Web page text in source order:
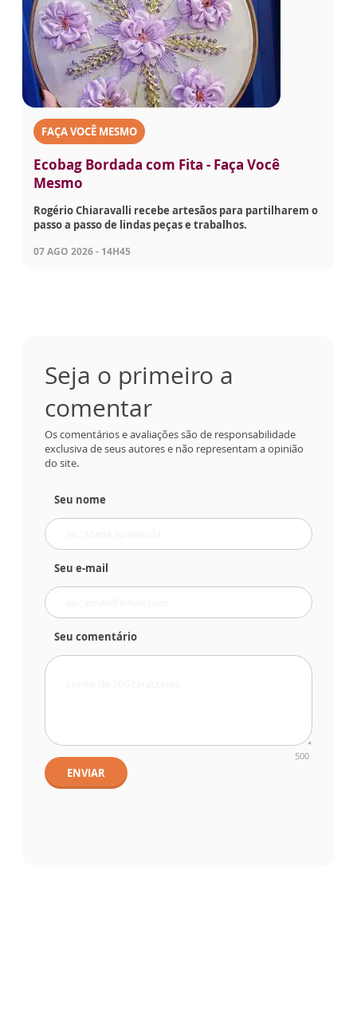
FAÇA VOCÊ MESMO
Ecobag Bordada com Fita - Faça Você
Mesmo
Rogério Chiaravalli recebe artesãos para partilharem o
passo a passo de lindas peças e trabalhos.
07 AGO 2026 - 14H45
Seja o primeiro a
comentar
Os comentários e avaliações são de responsabilidade
exclusiva de seus autores e não representam a opinião
do site.
Seu nome
Seu e-mail
Seu comentário
500
ENVIAR